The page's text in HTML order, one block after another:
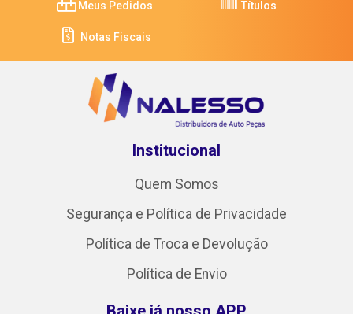
Meus Pedidos Títulos
Notas Fiscais
Institucional
Quem Somos
Segurança e Política de Privacidade
Política de Troca e Devolução
Política de Envio